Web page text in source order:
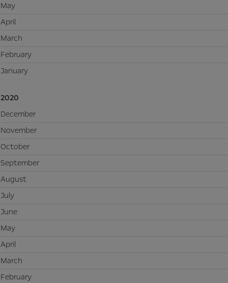
May
April
March
February
January
2020
December
November
October
September
August
July
June
May
April
March
February